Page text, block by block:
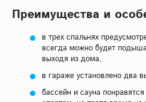
Преимущества и
в трех спальнях
всегда можно будет
выходя из дома,
в гараже установлено два
бассейн и сауна